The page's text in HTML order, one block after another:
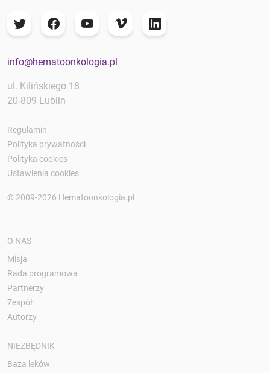
info@hematoonkologia.pl
ul. Kilińskiego 18
20-809 Lublin
Regulamin
Polityka prywatności
Polityka cookies
Ustawienia cookies
© 2009-2026 Hematoonkologia.pl
O NAS
Misja
Rada programowa
Partnerzy
Zespół
Autorzy
NIEZBĘDNIK
Baza leków